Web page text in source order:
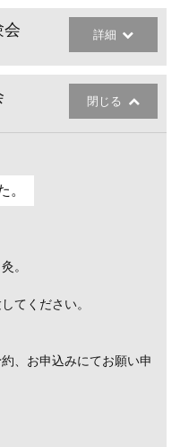
会 詳細
閉じる
。
。
てください。
、お申込みにてお願い申